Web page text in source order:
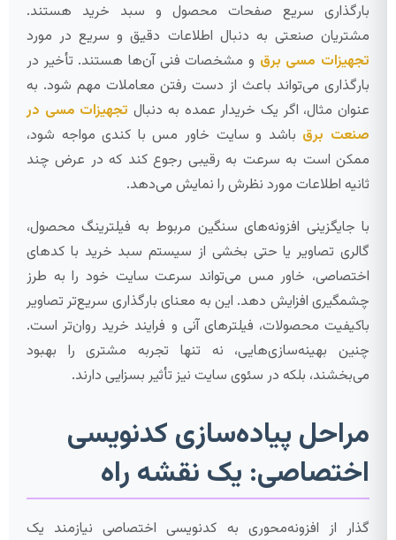
بارگذاری سریع صفحات محصول و سبد خرید هستند.
مشتریان صنعتی به دنبال اطلاعات دقیق و سریع در مورد
تجهیزات مسی برق و مشخصات فنی آن‌ها هستند. تأخیر در
بارگذاری می‌تواند باعث از دست رفتن معاملات مهم شود. به
عنوان مثال، اگر یک خریدار عمده به دنبال تجهیزات مسی در
صنعت برق باشد و سایت خاور مس با کندی مواجه شود،
ممکن است به سرعت به رقیبی رجوع کند که در عرض چند
ثانیه اطلاعات مورد نظرش را نمایش می‌دهد.
با جایگزینی افزونه‌های سنگین مربوط به فیلترینگ محصول،
گالری تصاویر یا حتی بخشی از سیستم سبد خرید با کدهای
اختصاصی، خاور مس می‌تواند سرعت سایت خود را به طرز
چشمگیری افزایش دهد. این به معنای بارگذاری سریع‌تر تصاویر
باکیفیت محصولات، فیلترهای آنی و فرایند خرید روان‌تر است.
چنین بهینه‌سازی‌هایی، نه تنها تجربه مشتری را بهبود
می‌بخشند، بلکه در سئوی سایت نیز تأثیر بسزایی دارند.
مراحل پیاده‌سازی کدنویسی
اختصاصی: یک نقشه راه
گذار از افزونه‌محوری به کدنویسی اختصاصی نیازمند یک